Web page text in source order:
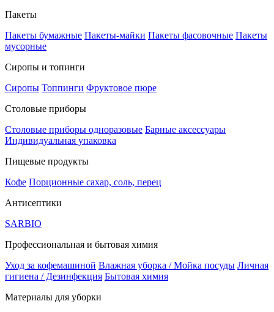
Пакеты
Пакеты бумажные Пакеты-майки Пакеты фасовочные Пакеты
мусорные
Сиропы и топинги
Сиропы Топпинги Фруктовое пюре
Столовые приборы
Столовые приборы одноразовые Барные аксессуары
Индивидуальная упаковка
Пищевые продукты
Кофе Порционные сахар, соль, перец
Антисептики
SARBIO
Профессиональная и бытовая химия
Уход за кофемашиной Влажная уборка / Мойка посуды Личная
гигиена / Дезинфекция Бытовая химия
Материалы для уборки